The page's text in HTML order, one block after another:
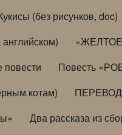
(без рисунков, doc)
«ЖЕЛТОЕ
повести Повесть
котам)
Два рассказа из